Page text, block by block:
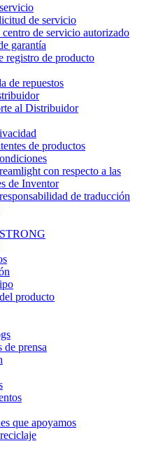
de servicio
de servicio autorizado
garantía
registro de producto
de repuestos
al Distribuidor
de productos
con respecto a las
de Inventor
de traducción
producto
de prensa
que apoyamos